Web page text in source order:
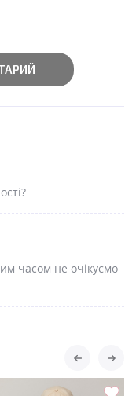
часом не очікуємо